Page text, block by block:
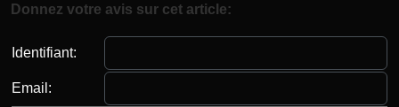
Donnez votre avis sur cet article:
Identifiant:
Email: